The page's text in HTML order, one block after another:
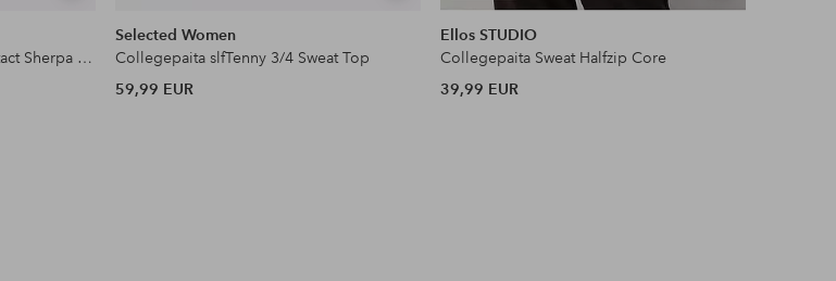
Fleece-takki Carnewanna Contact Sherpa Jckt Otw
samankaltaisia
Selected Women
Collegepaita slfTenny 3/4 Sweat Top
59,99 EUR
samankaltaisia
Ellos STUDIO
Collegepaita Sweat Halfzip Core
39,99 EUR